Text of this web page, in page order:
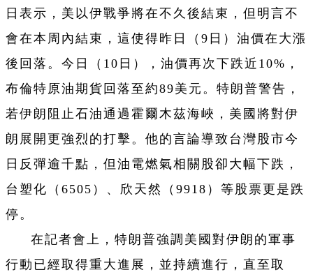
日表示，美以伊戰爭將在不久後結束，但明言不
會在本周內結束，這使得昨日（9日）油價在大漲
後回落。今日（10日），油價再次下跌近10%，
布倫特原油期貨回落至約89美元。特朗普警告，
若伊朗阻止石油通過霍爾木茲海峽，美國將對伊
朗展開更強烈的打擊。他的言論導致台灣股市今
日反彈逾千點，但油電燃氣相關股卻大幅下跌，
台塑化（6505）、欣天然（9918）等股票更是跌
停。
在記者會上，特朗普強調美國對伊朗的軍事
行動已經取得重大進展，並持續進行，直至取